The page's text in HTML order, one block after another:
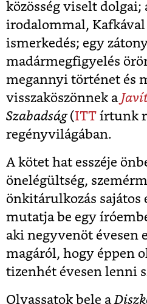
közösség viselt
irodalommal,
ismerkedés; egy
madármegfigyelés
megannyi történet és
visszaköszönnek a
Szabadság(ITT írtunk
regényvilágában.
A kötet hat esszéje
önelégültség,
önkitárulkozás sajátos
mutatja be egy
aki negyvenöt évesen
magáról, hogy éppen
tizenhét évesen lenni
Olvassatok bele a